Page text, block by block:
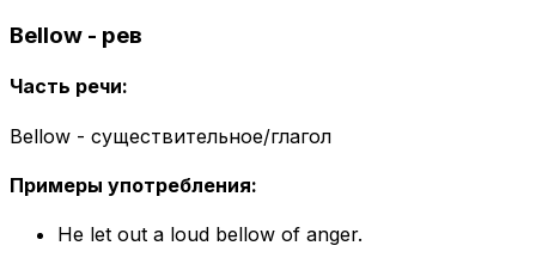
Bellow - рев
Часть речи:
Bellow - существительное/глагол
Примеры употребления:
He let out a loud bellow of anger.